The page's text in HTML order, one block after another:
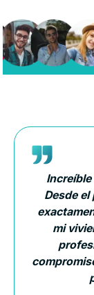
Desde
mi